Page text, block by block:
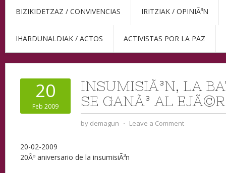
BIZIKIDETZAZ / CONVIVENCIAS IRITZIAK / OPINIÃ³N
IHARDUNALDIAK / ACTOS ACTIVISTAS POR LA PAZ
20
Feb 2009
INSUMISIÃ³N, LA
SE GANÃ³ AL
by demagun ⋅ Leave a Comment
20-02-2009
20Âº aniversario de la insumisiÃ³n